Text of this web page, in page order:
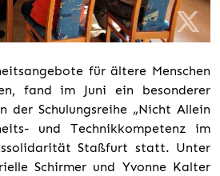
für ältere Menschen
fand im Juni ein besonderer
der Schulungsreihe „Nicht Allein
und Technikkompetenz im
Staßfurt statt. Unter
Schirmer und Yvonne Kalter